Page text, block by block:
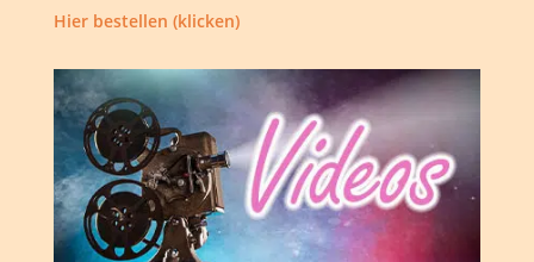
Hier bestellen (klicken)